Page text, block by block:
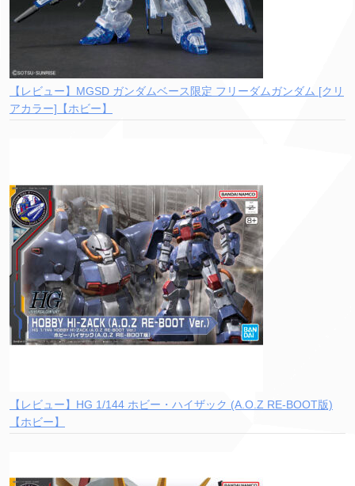
【レビュー】MGSD ガンダムベース限定 フリーダムガンダム [クリ
アカラー]【ホビー】
【レビュー】HG 1/144 ホビー・ハイザック (A.O.Z RE-BOOT版)
【ホビー】